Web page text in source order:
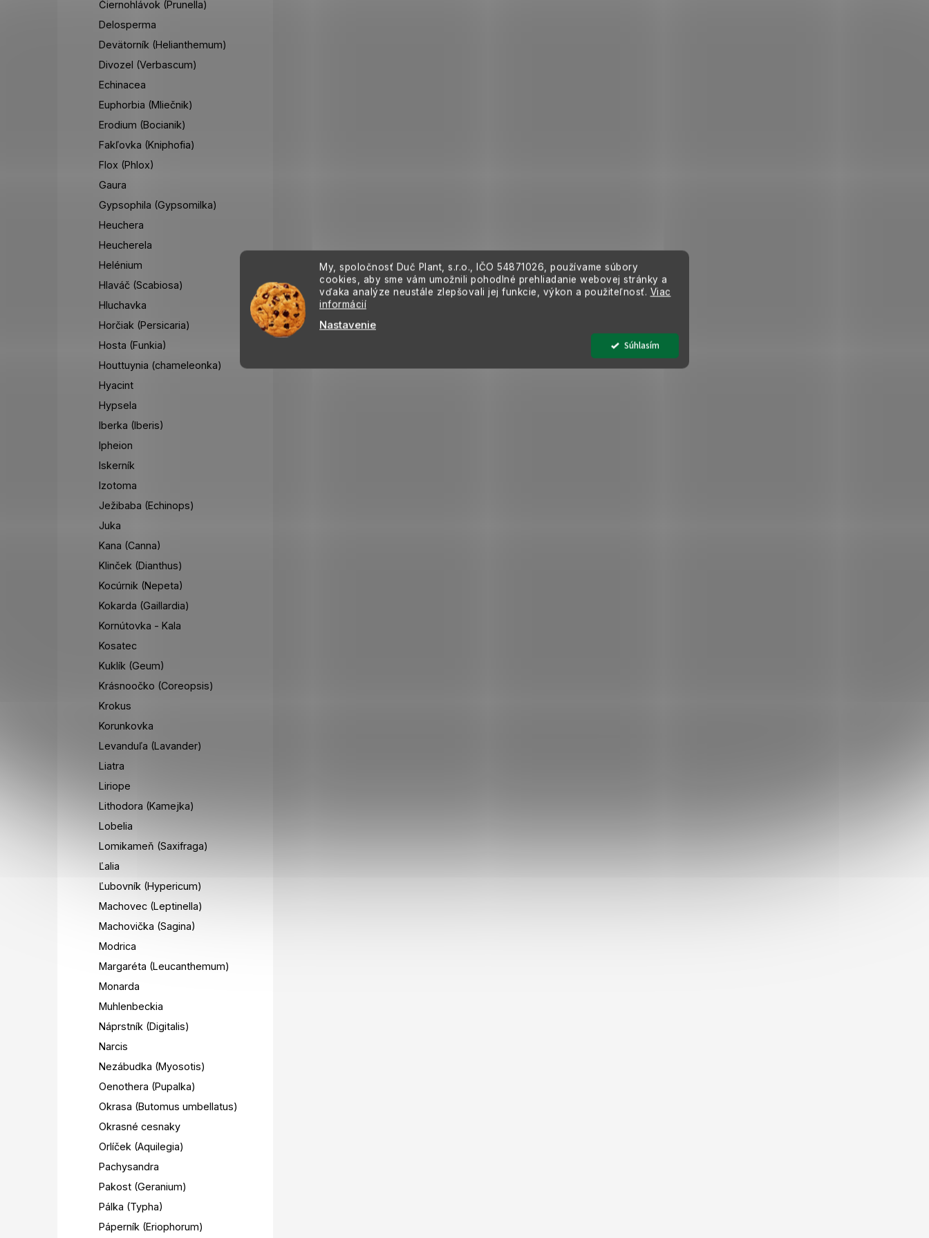
My, spoločnosť Duč Plant, s.r.o., IČO 54871026, používame súbory
cookies, aby sme vám umožnili pohodlné prehliadanie webovej stránky a
vďaka analýze neustále zlepšovali jej funkcie, výkon a použiteľnosť. Viac
informácií
Nastavenie
Súhlasím
Čiernohlávok (Prunella)
Delosperma
Devätorník (Helianthemum)
Divozel (Verbascum)
Echinacea
Euphorbia (Mliečnik)
Erodium (Bocianik)
Fakľovka (Kniphofia)
Flox (Phlox)
Gaura
Gypsophila (Gypsomilka)
Heuchera
Heucherela
Helénium
Hlaváč (Scabiosa)
Hluchavka
Horčiak (Persicaria)
Hosta (Funkia)
Houttuynia (chameleonka)
Hyacint
Hypsela
Iberka (Iberis)
Ipheion
Iskerník
Izotoma
Ježibaba (Echinops)
Juka
Kana (Canna)
Klinček (Dianthus)
Kocúrnik (Nepeta)
Kokarda (Gaillardia)
Kornútovka - Kala
Kosatec
Kuklík (Geum)
Krásnoočko (Coreopsis)
Krokus
Korunkovka
Levanduľa (Lavander)
Liatra
Liriope
Lithodora (Kamejka)
Lobelia
Lomikameň (Saxifraga)
Ľalia
Ľubovník (Hypericum)
Machovec (Leptinella)
Machovička (Sagina)
Modrica
Margaréta (Leucanthemum)
Monarda
Muhlenbeckia
Náprstník (Digitalis)
Narcis
Nezábudka (Myosotis)
Oenothera (Pupalka)
Okrasa (Butomus umbellatus)
Okrasné cesnaky
Orlíček (Aquilegia)
Pachysandra
Pakost (Geranium)
Pálka (Typha)
Páperník (Eriophorum)